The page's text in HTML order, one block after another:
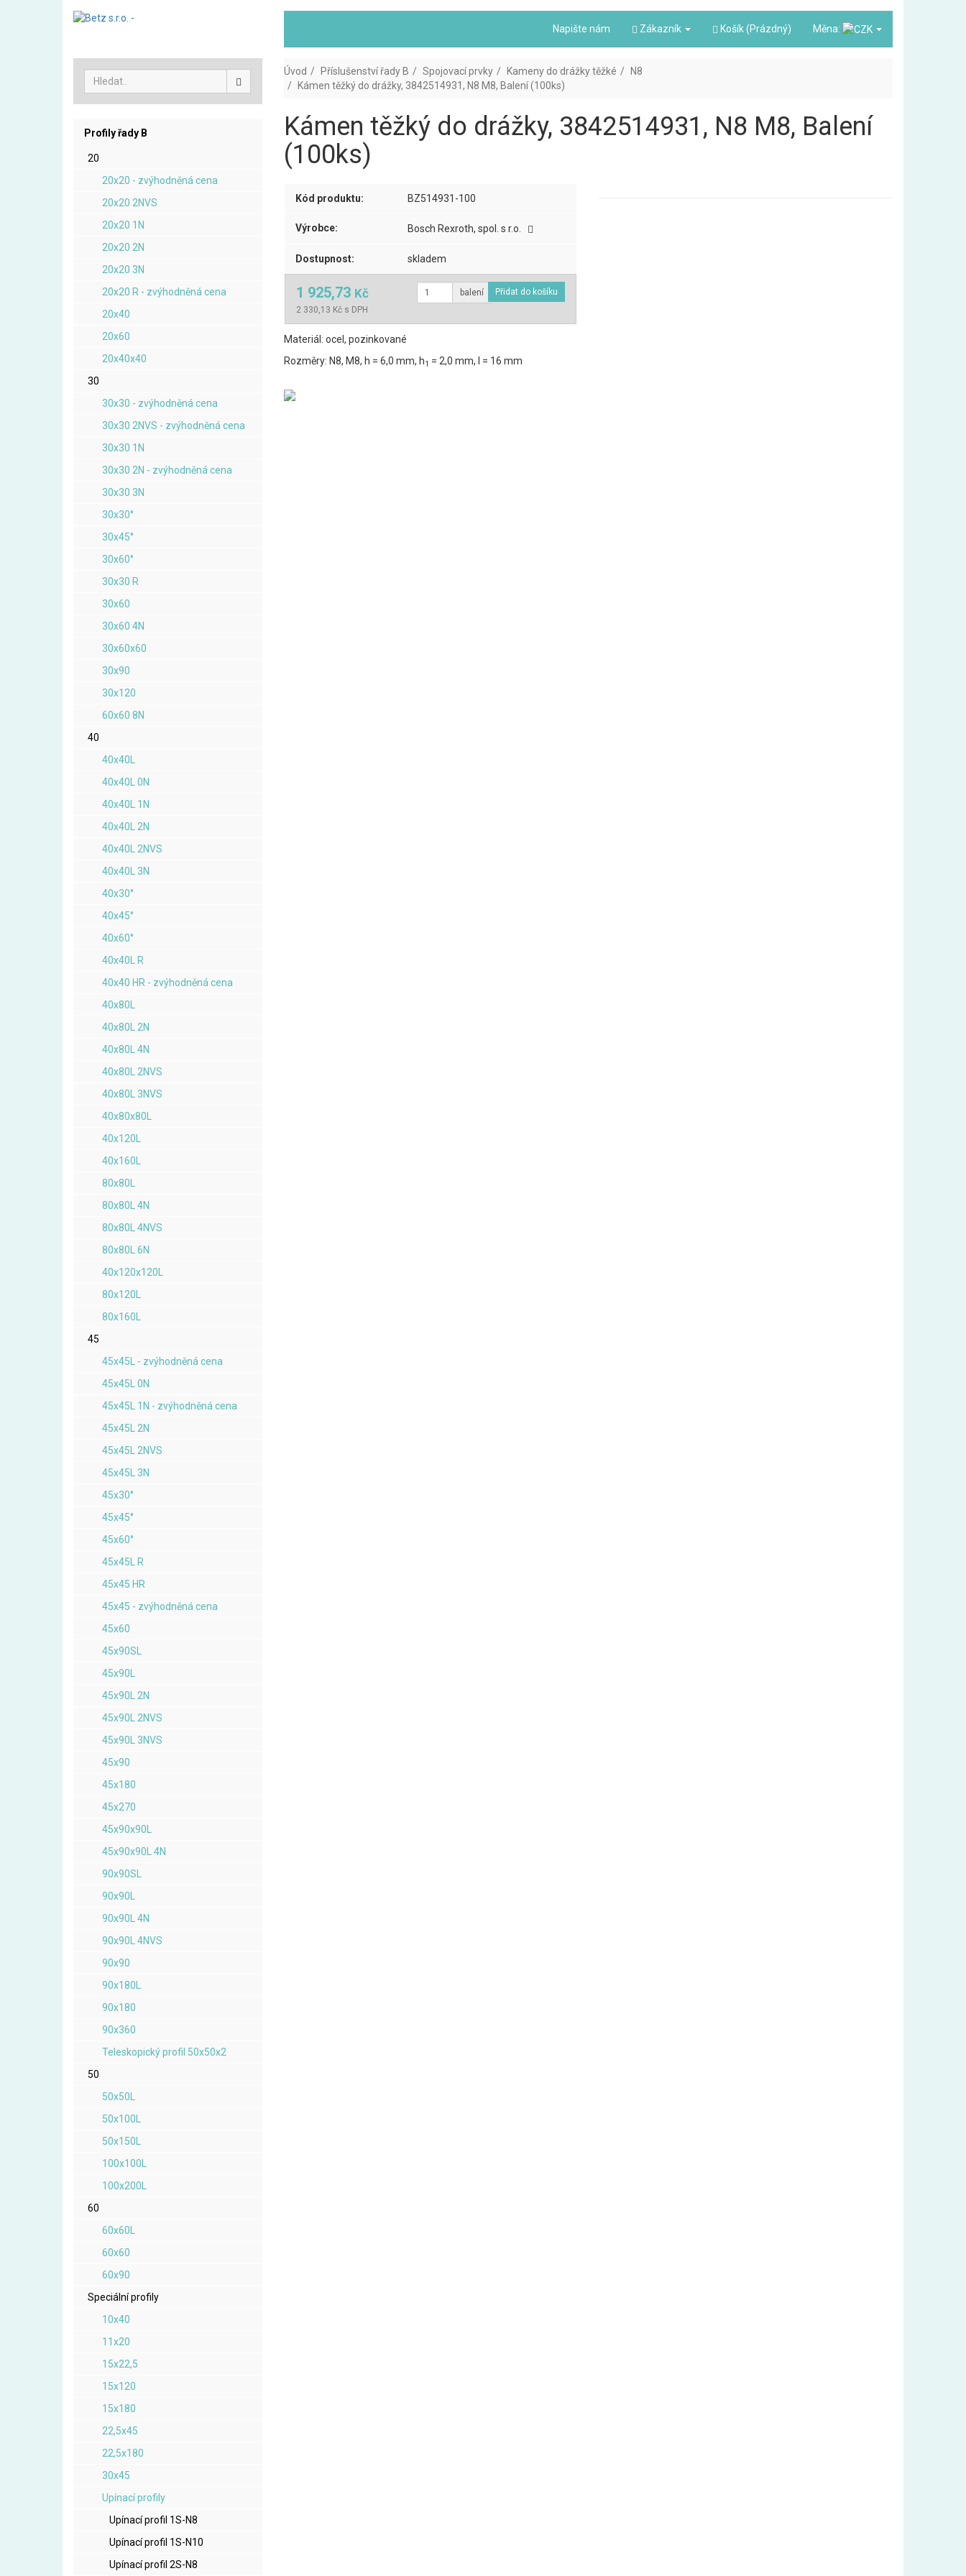
Napište nám Zákazník Košík (Prázdný) Měna:
Profily řady B
20
20x20 - zvýhodněná cena
20x20 2NVS
20x20 1N
20x20 2N
20x20 3N
20x20 R - zvýhodněná cena
20x40
20x60
20x40x40
30
30x30 - zvýhodněná cena
30x30 2NVS - zvýhodněná cena
30x30 1N
30x30 2N - zvýhodněná cena
30x30 3N
30x30°
30x45°
30x60°
30x30 R
30x60
30x60 4N
30x60x60
30x90
30x120
60x60 8N
40
40x40L
40x40L 0N
40x40L 1N
40x40L 2N
40x40L 2NVS
40x40L 3N
40x30°
40x45°
40x60°
40x40L R
40x40 HR - zvýhodněná cena
40x80L
40x80L 2N
40x80L 4N
40x80L 2NVS
40x80L 3NVS
40x80x80L
40x120L
40x160L
80x80L
80x80L 4N
80x80L 4NVS
80x80L 6N
40x120x120L
80x120L
80x160L
45
45x45L - zvýhodněná cena
45x45L 0N
45x45L 1N - zvýhodněná cena
45x45L 2N
45x45L 2NVS
45x45L 3N
45x30°
45x45°
45x60°
45x45L R
45x45 HR
45x45 - zvýhodněná cena
45x60
45x90SL
45x90L
45x90L 2N
45x90L 2NVS
45x90L 3NVS
45x90
45x180
45x270
45x90x90L
45x90x90L 4N
90x90SL
90x90L
90x90L 4N
90x90L 4NVS
90x90
90x180L
90x180
90x360
Teleskopický profil 50x50x2
50
50x50L
50x100L
50x150L
100x100L
100x200L
60
60x60L
60x60
60x90
Speciální profily
10x40
11x20
15x22,5
15x120
15x180
22,5x45
22,5x180
30x45
Upínací profily
Upínací profil 1S-N8
Upínací profil 1S-N10
Upínací profil 2S-N8
Úvod Příslušenství řady B Spojovací prvky Kameny do drážky těžké
N8
Kámen těžký do drážky, 3842514931, N8 M8, Balení (100ks)
Kámen těžký do drážky, 3842514931, N8 M8, Balení
(100ks)
Kód produktu: BZ514931-100
Výrobce: Bosch Rexroth, spol. s r.o.
Dostupnost: skladem
1 925,73 Kč
2 330,13 Kč s DPH
balení
Materiál: ocel, pozinkované
Rozměry: N8, M8, h = 6,0 mm, h1 = 2,0 mm, l = 16 mm